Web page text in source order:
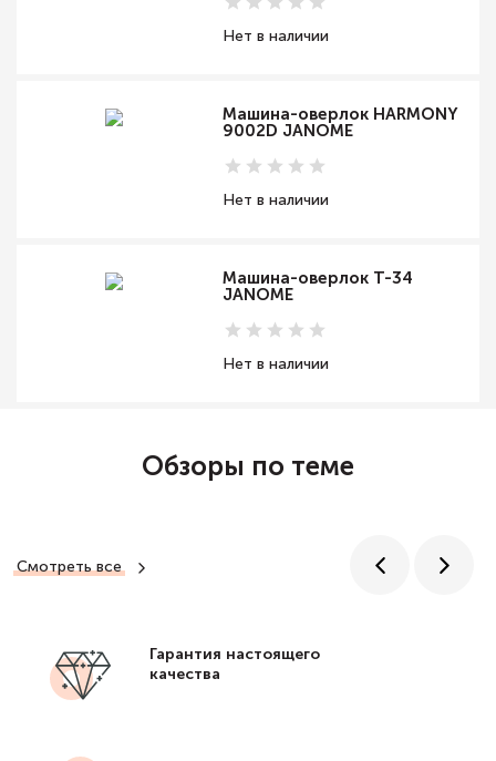
Нет в наличии
Машина-оверлок HARMONY
9002D JANOME
Нет в наличии
Машина-оверлок T-34
JANOME
Нет в наличии
Обзоры по теме
Смотреть все
Гарантия настоящего
качества